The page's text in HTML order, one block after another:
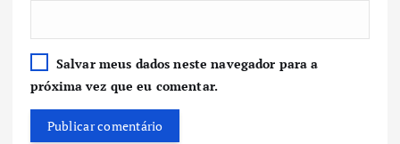
Salvar meus dados neste navegador para a
próxima vez que eu comentar.